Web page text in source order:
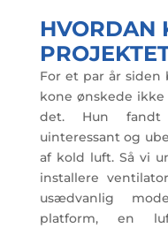
HVORDAN
For et par år
kone ønskede
det. Hun fandt
uinteressant og
af kold luft. Så vi
installere
usædvanlig
platform, en